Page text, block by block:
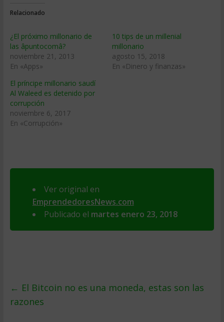
Relacionado
¿El próximo millonario de
las âpuntocomâ?
noviembre 21, 2013
En «Apps»
10 tips de un millenial
millonario
agosto 15, 2018
En «Dinero y finanzas»
El príncipe millonario saudí
Al Waleed es detenido por
corrupción
noviembre 6, 2017
En «Corrupción»
Ver original en
EmprendedoresNews.com
Publicado el martes enero 23, 2018
← El Bitcoin no es una moneda, estas son las
razones